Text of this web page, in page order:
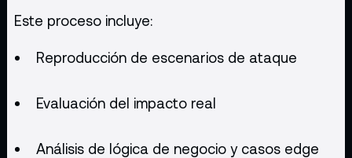
Este proceso incluye:
Reproducción de escenarios de ataque
Evaluación del impacto real
Análisis de lógica de negocio y casos edge